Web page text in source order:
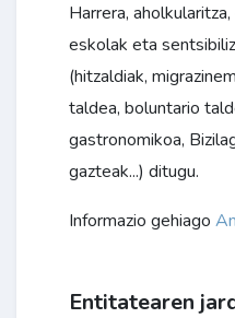
Harrera,
eskolak eta
(hitzaldiak,
taldea, boluntario
gastronomikoa,
gazteak...) ditugu.
Informazio gehiago
Entitatearen